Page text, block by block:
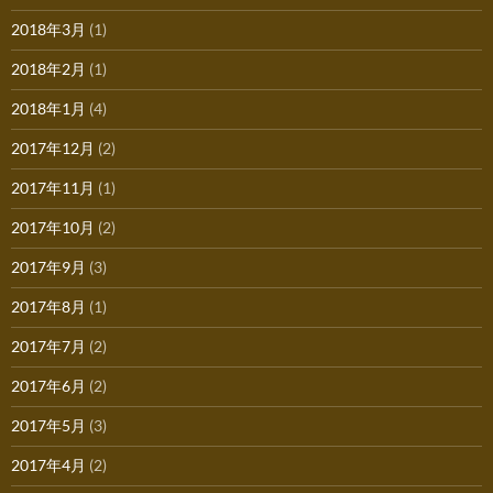
2018年3月 (1)
2018年2月 (1)
2018年1月 (4)
2017年12月 (2)
2017年11月 (1)
2017年10月 (2)
2017年9月 (3)
2017年8月 (1)
2017年7月 (2)
2017年6月 (2)
2017年5月 (3)
2017年4月 (2)